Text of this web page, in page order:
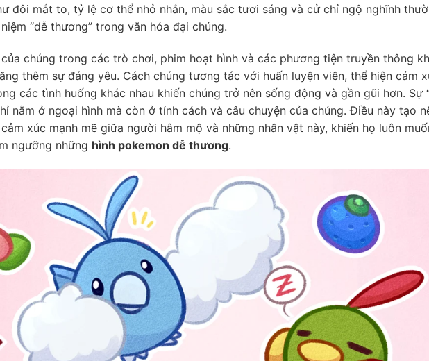
đôi mắt to, tỷ lệ cơ thể nhỏ nhắn, màu sắc tươi sáng và cử chỉ ngộ nghĩnh
“dễ thương” trong văn hóa đại chúng.
chúng trong các trò chơi, phim hoạt hình và các phương tiện truyền thông
thêm sự đáng yêu. Cách chúng tương tác với huấn luyện viên, thể hiện cảm
các tình huống khác nhau khiến chúng trở nên sống động và gần gũi hơn. Sự
nằm ở ngoại hình mà còn ở tính cách và câu chuyện của chúng. Điều này tạo
xúc mạnh mẽ giữa người hâm mộ và những nhân vật này, khiến họ luôn
ngưỡng những hình pokemon dễ thương.